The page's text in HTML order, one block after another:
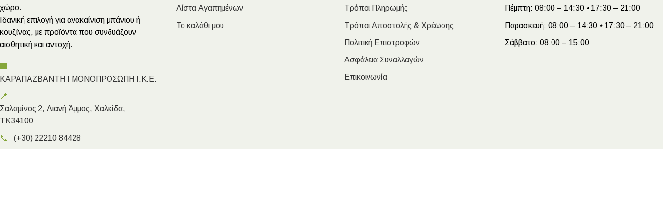
χώρο.
Ιδανική επιλογή για ανακαίνιση μπάνιου ή
κουζίνας, με προϊόντα που συνδυάζουν
αισθητική και αντοχή.
🏢
ΚΑΡΑΠΑΖΒΑΝΤΗ Ι ΜΟΝΟΠΡΟΣΩΠΗ Ι.Κ.Ε.
📍
Σαλαμίνος 2, Λιανή Άμμος, Χαλκίδα,
ΤΚ34100
📞 (+30) 22210 84428
Λίστα Αγαπημένων
Το καλάθι μου
Τρόποι Πληρωμής
Τρόποι Αποστολής & Χρέωσης
Πολιτική Επιστροφών
Ασφάλεια Συναλλαγών
Επικοινωνία
Πέμπτη: 08:00 – 14:30 •17:30 – 21:00
Παρασκευή: 08:00 – 14:30 •17:30 – 21:00
Σάββατο: 08:00 – 15:00